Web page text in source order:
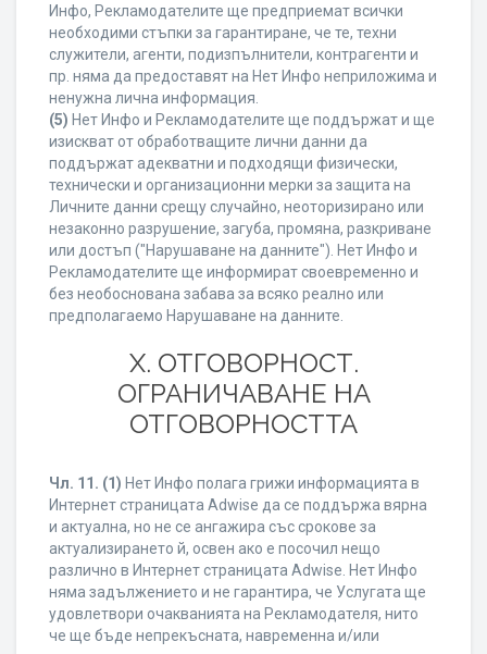
Инфо, Рекламодателите ще предприемат всички
необходими стъпки за гарантиране, че те, техни
служители, агенти, подизпълнители, контрагенти и
пр. няма да предоставят на Нет Инфо неприложима и
ненужна лична информация.
(5) Нет Инфо и Рекламодателите ще поддържат и ще
изискват от обработващите лични данни да
поддържат адекватни и подходящи физически,
технически и организационни мерки за защита на
Личните данни срещу случайно, неоторизирано или
незаконно разрушение, загуба, промяна, разкриване
или достъп ("Нарушаване на данните"). Нет Инфо и
Рекламодателите ще информират своевременно и
без необоснована забава за всяко реално или
предполагаемо Нарушаване на данните.
X. ОТГОВОРНОСТ.
ОГРАНИЧАВАНЕ НА
ОТГОВОРНОСТТА
Чл. 11. (1) Нет Инфо полага грижи информацията в
Интернет страницата Adwise да се поддържа вярна
и актуална, но не се ангажира със срокове за
актуализирането й, освен ако е посочил нещо
различно в Интернет страницата Adwise. Нет Инфо
няма задължението и не гарантира, че Услугата ще
удовлетвори очакванията на Рекламодателя, нито
че ще бъде непрекъсната, навременна и/или